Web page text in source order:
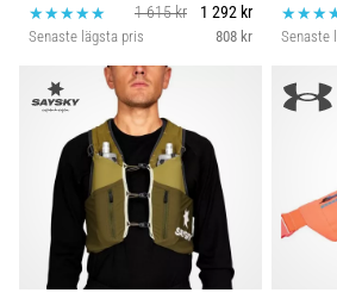
en
livet,
amatör
eller
proffs.
1 615 kr
1 292 kr
Senaste lägsta pris 808 kr Senaste